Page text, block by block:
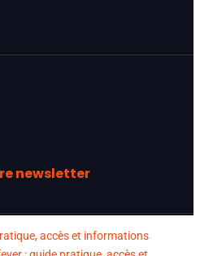
newsletter
accès et informations